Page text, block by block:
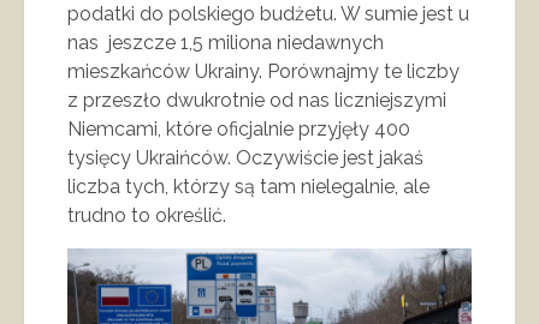
podatki do polskiego budżetu. W sumie jest u
nas jeszcze 1,5 miliona niedawnych
mieszkańców Ukrainy. Porównajmy te liczby
z przeszło dwukrotnie od nas liczniejszymi
Niemcami, które oficjalnie przyjęły 400
tysięcy Ukraińców. Oczywiście jest jakaś
liczba tych, którzy są tam nielegalnie, ale
trudno to określić.